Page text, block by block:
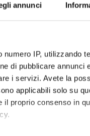
annunci
IP, utilizzando
di pubblicare annunci
i servizi. Avete la
applicabili solo su
proprio consenso in